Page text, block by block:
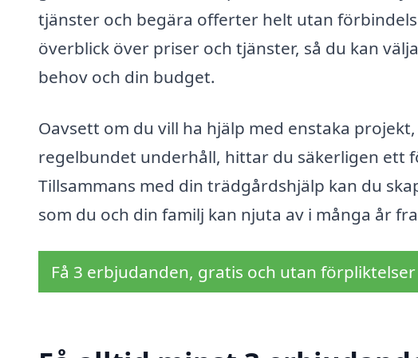
tjänster och begära offerter helt utan
överblick över priser och tjänster, så du kan
behov och din budget.
Oavsett om du vill ha hjälp med enstaka
regelbundet underhåll, hittar du säkerligen ett
Tillsammans med din trädgårdshjälp kan du
som du och din familj kan njuta av i många år
Få 3 erbjudanden, gratis och utan förpliktelser